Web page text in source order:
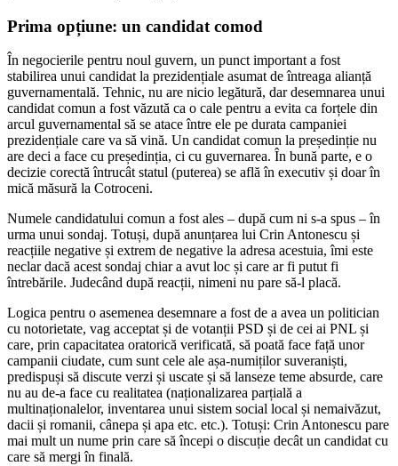
Prima opțiune: un candidat comod
În negocierile pentru noul guvern, un punct important a fost
stabilirea unui candidat la prezidențiale asumat de întreaga alianță
guvernamentală. Tehnic, nu are nicio legătură, dar desemnarea unui
candidat comun a fost văzută ca o cale pentru a evita ca forțele din
arcul guvernamental să se atace între ele pe durata campaniei
prezidențiale care va să vină. Un candidat comun la președinție nu
are deci a face cu președinția, ci cu guvernarea. În bună parte, e o
decizie corectă întrucât statul (puterea) se află în executiv și doar în
mică măsură la Cotroceni.
Numele candidatului comun a fost ales – după cum ni s-a spus – în
urma unui sondaj. Totuși, după anunțarea lui Crin Antonescu și
reacțiile negative și extrem de negative la adresa acestuia, îmi este
neclar dacă acest sondaj chiar a avut loc și care ar fi putut fi
întrebările. Judecând după reacții, nimeni nu pare să-l placă.
Logica pentru o asemenea desemnare a fost de a avea un politician
cu notorietate, vag acceptat și de votanții PSD și de cei ai PNL și
care, prin capacitatea oratorică verificată, să poată face față unor
campanii ciudate, cum sunt cele ale așa-numiților suveraniști,
predispuși să discute verzi și uscate și să lanseze teme absurde, care
nu au de-a face cu realitatea (naționalizarea parțială a
multinaționalelor, inventarea unui sistem social local și nemaivăzut,
dacii și romanii, cânepa și apa etc. etc.). Totuși: Crin Antonescu pare
mai mult un nume prin care să începi o discuție decât un candidat cu
care să mergi în finală.